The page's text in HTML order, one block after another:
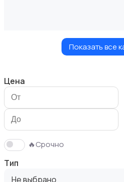
Товары для здоровья
Показать все
Цена
🔥Срочно
Тип
Не выбрано